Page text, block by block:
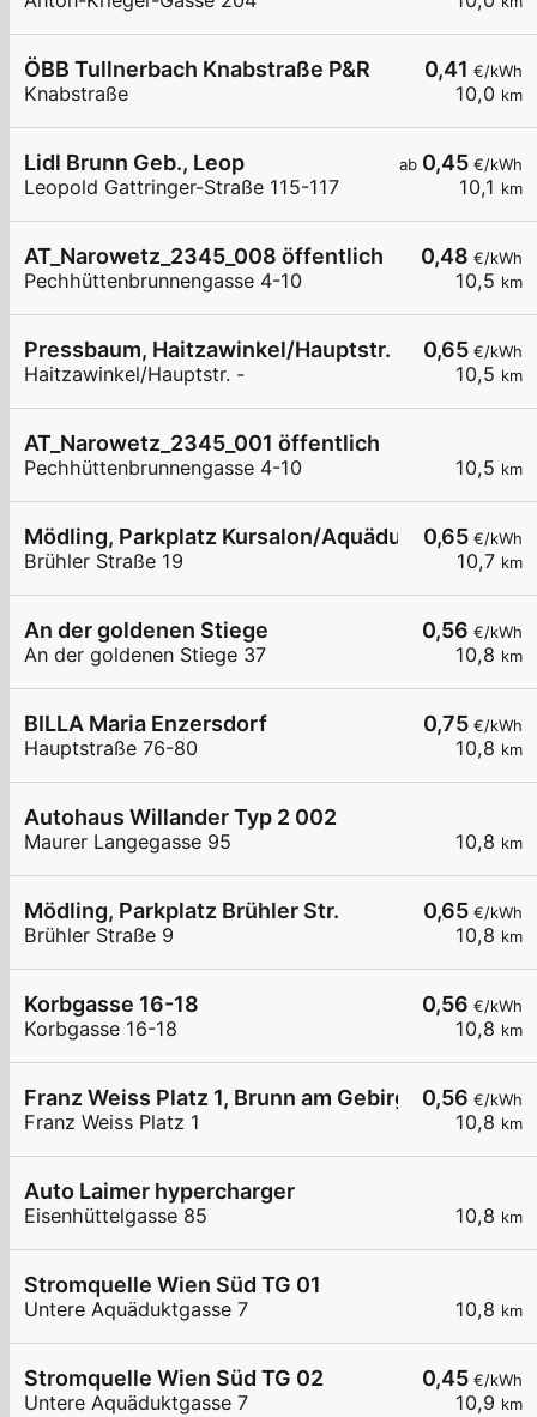
0,41 €/kWh
10,0 km
ÖBB Tullnerbach Knabstraße P&R
Knabstraße
ab 0,45 €/kWh
10,1 km
Lidl Brunn Geb., Leop
Leopold Gattringer-Straße 115-117
0,48 €/kWh
10,5 km
AT_Narowetz_2345_008 öffentlich
Pechhüttenbrunnengasse 4-10
0,65 €/kWh
10,5 km
Pressbaum, Haitzawinkel/Hauptstr.
Haitzawinkel/Hauptstr. -
10,5 km
AT_Narowetz_2345_001 öffentlich
Pechhüttenbrunnengasse 4-10
0,65 €/kWh
10,7 km
Mödling, Parkplatz Kursalon/Aquädukt
Brühler Straße 19
0,56 €/kWh
10,8 km
An der goldenen Stiege
An der goldenen Stiege 37
0,75 €/kWh
10,8 km
BILLA Maria Enzersdorf
Hauptstraße 76-80
10,8 km
Autohaus Willander Typ 2 002
Maurer Langegasse 95
0,65 €/kWh
10,8 km
Mödling, Parkplatz Brühler Str.
Brühler Straße 9
0,56 €/kWh
10,8 km
Korbgasse 16-18
Korbgasse 16-18
0,56 €/kWh
10,8 km
Franz Weiss Platz 1, Brunn am Gebirge
Franz Weiss Platz 1
10,8 km
Auto Laimer hypercharger
Eisenhüttelgasse 85
10,8 km
Stromquelle Wien Süd TG 01
Untere Aquäduktgasse 7
0,45 €/kWh
10,9 km
Stromquelle Wien Süd TG 02
Untere Aquäduktgasse 7